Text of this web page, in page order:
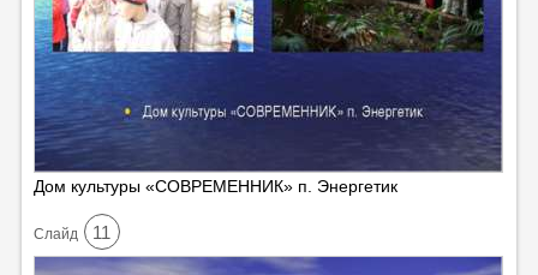
Дом культуры «СОВРЕМЕННИК» п. Энергетик
Cлайд 11